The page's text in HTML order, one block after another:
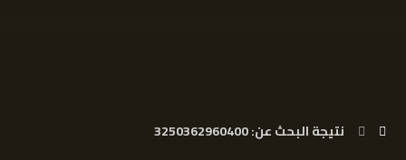
نتيجة البحث عن: 3250362960400